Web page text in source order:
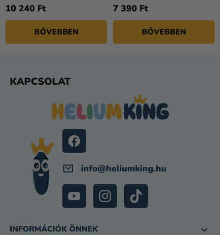
10 240 Ft
BŐVEBBEN
7 390 Ft
BŐVEBBEN
KAPCSOLAT
info@heliumking.hu
INFORMÁCIÓK ÖNNEK